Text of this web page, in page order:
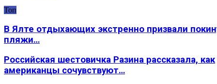
Топ
В Ялте отдыхающих экстренно призвали
пляжи…
Российская шестовичка Разина рассказала, как
американцы сочувствуют…